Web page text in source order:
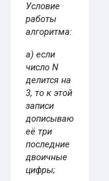
Условие
работы
алгоритма:
а) если
число N
делится на
3, то к этой
записи
дописываются
её три
последние
двоичные
цифры;